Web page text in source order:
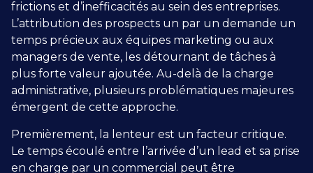
frictions et d’inefficacités au sein des entreprises.
L’attribution des prospects un par un demande un
temps précieux aux équipes marketing ou aux
managers de vente, les détournant de tâches à
plus forte valeur ajoutée. Au-delà de la charge
administrative, plusieurs problématiques majeures
émergent de cette approche.
Premièrement, la lenteur est un facteur critique.
Le temps écoulé entre l’arrivée d’un lead et sa prise
en charge par un commercial peut être